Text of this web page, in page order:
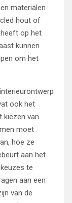
materialen
hout of
op het
kunnen
om het
ook het
kiezen van
moet
hoe ze
aan het
te
aan een
van de